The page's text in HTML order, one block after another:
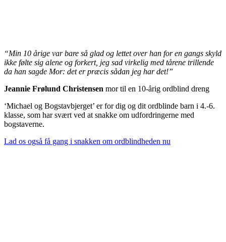
“Min 10 årige var bare så glad og lettet over han for en gangs skyld
ikke følte sig alene og forkert, jeg sad virkelig med tårene trillende
da han sagde Mor: det er præcis sådan jeg har det!”
Jeannie Frølund Christensen mor til en 10-årig ordblind dreng
‘Michael og Bogstavbjerget’ er for dig og dit ordblinde barn i 4.-6.
klasse, som har svært ved at snakke om udfordringerne med
bogstaverne.
Lad os også få gang i snakken om ordblindheden nu